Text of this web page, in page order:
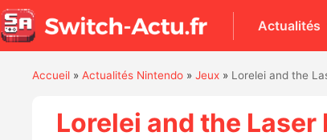
Actualités
Accueil» Actualités Nintendo» Jeux» Lorelei and the
Lorelei and the